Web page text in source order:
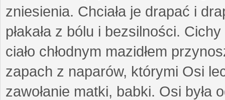
zniesienia. Chciała je drapać i
płakała z bólu i bezsilności.
ciało chłodnym mazidłem
zapach z naparów, którymi Osi
zawołanie matki, babki. Osi była